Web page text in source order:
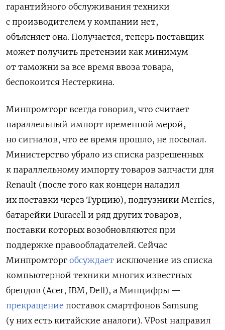
гарантийного обслуживания техники
с производителем у компании нет,
объясняет она. Получается, теперь поставщик
может получить претензии как минимум
от таможни за все время ввоза товара,
беспокоится Нестеркина.
Минпромторг всегда говорил, что считает
параллельный импорт временной мерой,
но сигналов, что ее время прошло, не посылал.
Министерство убрало из списка разрешенных
к параллельному импорту товаров запчасти для
Renault (после того как концерн наладил
их поставки через Турцию), подгузники Merries,
батарейки Duracell и ряд других товаров,
поставки которых возобновляются при
поддержке правообладателей. Сейчас
Минпромторг обсуждает исключение из списка
компьютерной техники многих известных
брендов (Acer, IBM, Dell), а Минцифры —
прекращение поставок смартфонов Samsung
(у них есть китайские аналоги). VPost направил